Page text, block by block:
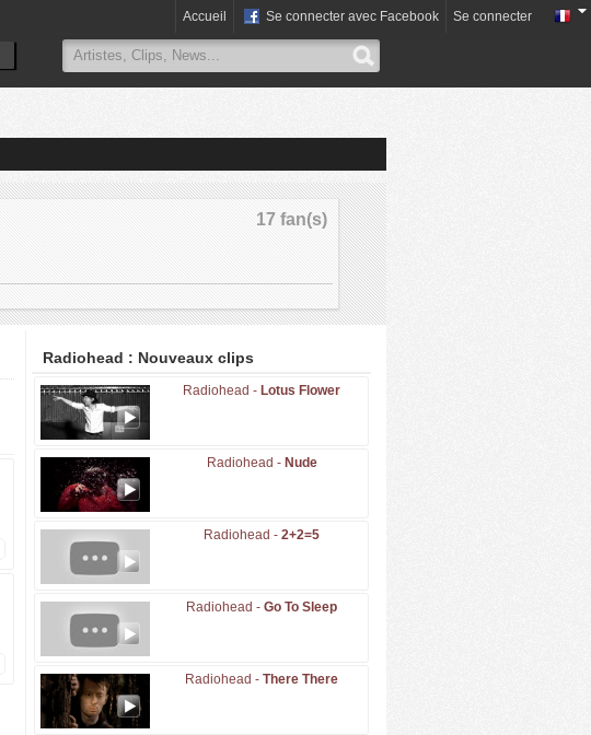
Accueil Se connecter avec Facebook Se connecter
17 fan(s)
Radiohead : Nouveaux clips
Radiohead - Lotus Flower
Radiohead - Nude
Radiohead - 2+2=5
Radiohead - Go To Sleep
Radiohead - There There